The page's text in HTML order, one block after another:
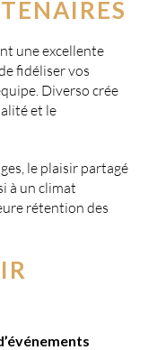
une excellente
fidéliser vos
Diverso crée
et le
le plaisir partagé
à un climat
rétention des